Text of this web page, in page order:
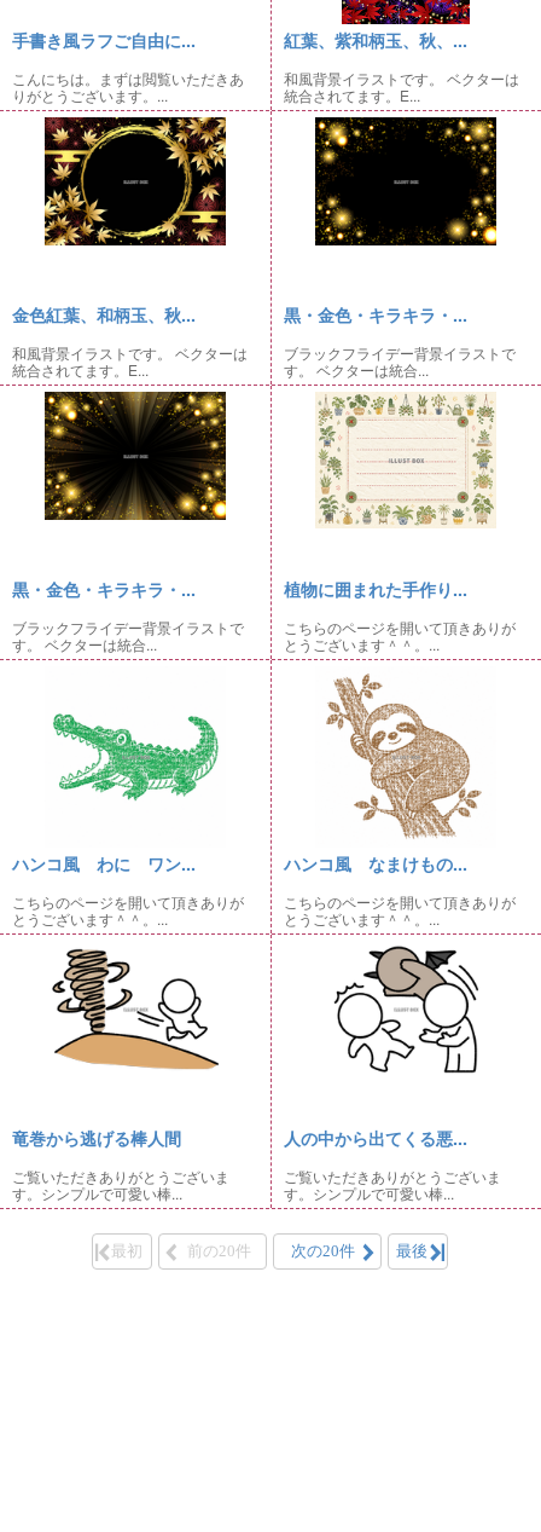
手書き風ラフご自由に...
こんにちは。まずは閲覧いただきあ
りがとうございます。...
紅葉、紫和柄玉、秋、...
和風背景イラストです。 ベクターは
統合されてます。E...
金色紅葉、和柄玉、秋...
和風背景イラストです。 ベクターは
統合されてます。E...
黒・金色・キラキラ・...
ブラックフライデー背景イラストで
す。 ベクターは統合...
黒・金色・キラキラ・...
ブラックフライデー背景イラストで
す。 ベクターは統合...
植物に囲まれた手作り...
こちらのページを開いて頂きありが
とうございます＾＾。...
ハンコ風 わに ワン...
こちらのページを開いて頂きありが
とうございます＾＾。...
ハンコ風 なまけもの...
こちらのページを開いて頂きありが
とうございます＾＾。...
竜巻から逃げる棒人間
ご覧いただきありがとうございま
す。シンプルで可愛い棒...
人の中から出てくる悪...
ご覧いただきありがとうございま
す。シンプルで可愛い棒...
最初 前の20件 次の20件 最後